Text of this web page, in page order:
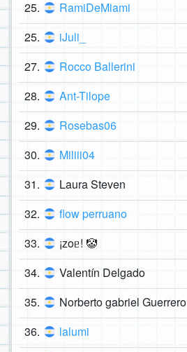
25. RamiDeMiami
25. iJuli_
27. Rocco Ballerini
28. Ant-Tilope
29. Rosebas06
30. Miliii04
31. Laura Steven
32. flow perruano
33. ¡zoᥱ! 🤡
34. Valentín Delgado
35. Norberto gabriel Guerrero
36. lalumi